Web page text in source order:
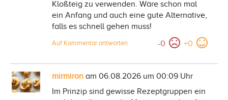
Kloßteig zu verwenden. Wäre schon mal
ein Anfang und auch eine gute Alternative,
falls es schnell gehen muss!
-0 +0
Auf Kommentar antworten
mirmiron am 06.08.2026 um 00:09 Uhr
Im Prinzip sind gewisse Rezeptgruppen ein